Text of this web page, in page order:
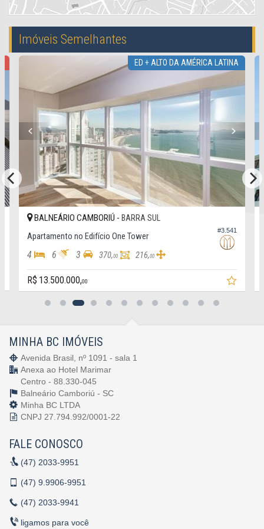
Imóveis Semelhantes
ED + ALTO DA AMÉRICA LATINA
#3.541
BALNEÁRIO CAMBORIÚ - BARRA SUL
Apartamento no Edifício One Tower
4 6 3 370,00 216,00
R$ 13.500.000,00
MINHA BC IMÓVEIS
Avenida Brasil, nº 1091 - sala 1
Anexa ao Hotel Marimar
Centro - 88.330-045
Balneário Camboriú - SC
Minha BC LTDA
CNPJ 27.794.992/0001-22
FALE CONOSCO
(47) 2033-9951
(47) 9.9906-9951
(47) 2033-9941
ligamos para você